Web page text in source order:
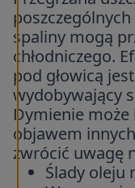
spaliny mogą
chłodniczego.
pod głowicą
wydobywający
Dymienie
objawem
zwrócić uwagę
Ślady oleju